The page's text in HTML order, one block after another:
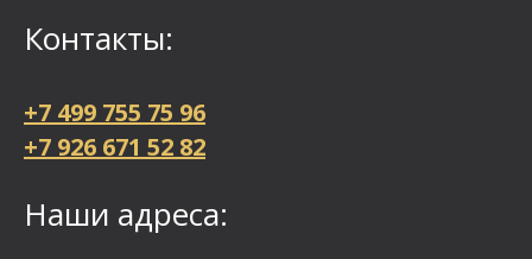
Контакты:
+7 499 755 75 96
+7 926 671 52 82
Наши адреса: